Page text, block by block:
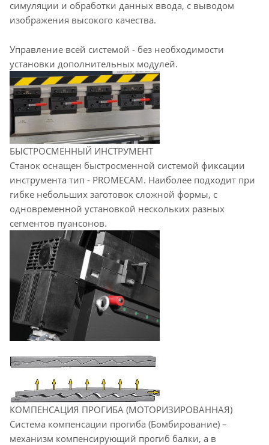
симуляции и обработки данных ввода, с выводом
изображения высокого качества.
Управление всей системой - без необходимости
установки дополнительных модулей.
БЫСТРОСМЕННЫЙ ИНСТРУМЕНТ
Станок оснащен быстросменной системой фиксации
инструмента тип - PROMECAM. Наиболее подходит при
гибке небольших заготовок сложной формы, с
одновременной установкой нескольких разных
сегментов пуансонов.
КОМПЕНСАЦИЯ ПРОГИБА (МОТОРИЗИРОВАННАЯ)
Система компенсации прогиба (Бомбирование) –
механизм компенсирующий прогиб балки, а в